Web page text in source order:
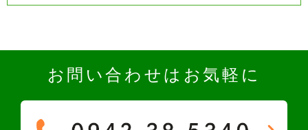
お問い合わせはお気軽に